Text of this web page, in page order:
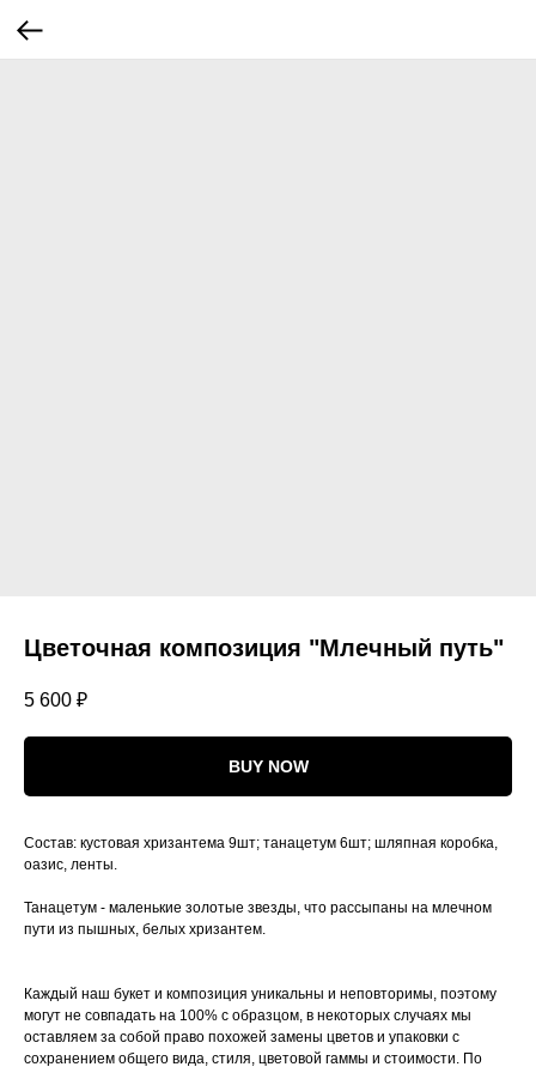
Цветочная композиция "Млечный путь"
5 600 ₽
BUY NOW
Состав: кустовая хризантема 9шт; танацетум 6шт; шляпная коробка,
оазис, ленты.
Танацетум - маленькие золотые звезды, что рассыпаны на млечном
пути из пышных, белых хризантем.
Каждый наш букет и композиция уникальны и неповторимы, поэтому
могут не совпадать на 100% с образцом, в некоторых случаях мы
оставляем за собой право похожей замены цветов и упаковки с
сохранением общего вида, стиля, цветовой гаммы и стоимости. По